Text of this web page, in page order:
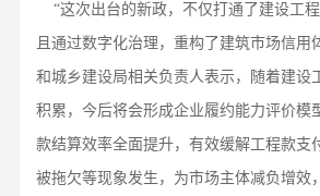
“这次出台的新政，不仅打通了建设工
且通过数字化治理，重构了建筑市场信用
和城乡建设局相关负责人表示，随着建设
积累，今后将会形成企业履约能力评价模
款结算效率全面提升，有效缓解工程款支
被拖欠等现象发生，为市场主体减负增效